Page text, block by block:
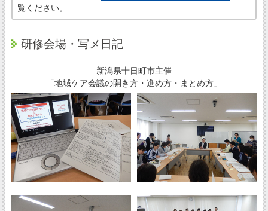
覧ください。
研修会場・写メ日記
新潟県十日町市主催
「地域ケア会議の開き方・進め方・まとめ方」